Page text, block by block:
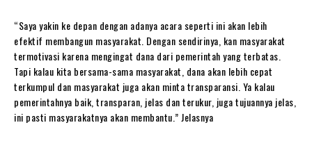
“Saya yakin ke depan dengan adanya acara seperti ini akan lebih
efektif membangun masyarakat. Dengan sendirinya, kan masyarakat
termotivasi karena mengingat dana dari pemerintah yang terbatas.
Tapi kalau kita bersama-sama masyarakat, dana akan lebih cepat
terkumpul dan masyarakat juga akan minta transparansi. Ya kalau
pemerintahnya baik, transparan, jelas dan terukur, juga tujuannya jelas,
ini pasti masyarakatnya akan membantu.” Jelasnya